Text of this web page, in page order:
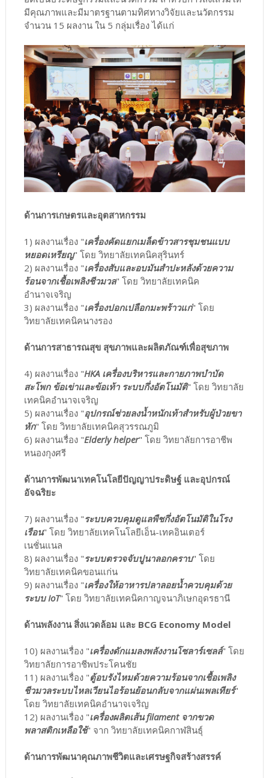
มีคุณภาพและมีมาตรฐานตามทิศทางวิจัยและนวัตกรรม
จำนวน 15 ผลงาน ใน 5 กลุ่มเรื่อง ได้แก่
ด้านการเกษตรและอุตสาหกรรม
1) ผลงานเรื่อง "เครื่องคัดแยกเมล็ดข้าวสารชุมชนแบบ
หยอดเหรียญ" โดย วิทยาลัยเทคนิคสุรินทร์
2) ผลงานเรื่อง "เครื่องสับและอบมันสำปะหลังด้วยความ
ร้อนจากเชื้อเพลิงชีวมวล" โดย วิทยาลัยเทคนิค
อำนาจเจริญ
3) ผลงานเรื่อง "เครื่องปอกเปลือกมะพร้าวแก่" โดย
วิทยาลัยเทคนิคนางรอง
ด้านการสาธารณสุข สุขภาพและผลิตภัณฑ์เพื่อสุขภาพ
4) ผลงานเรื่อง "HKA เครื่องบริหารและกายภาพบำบัด
สะโพก ข้อเข่าและข้อเท้า ระบบกึ่งอัตโนมัติ" โดย วิทยาลัย
เทคนิคอำนาจเจริญ
5) ผลงานเรื่อง "อุปกรณ์ช่วยลงน้ำหนักเท้าสำหรับผู้ป่วยขา
หัก" โดย วิทยาลัยเทคนิคสุวรรณภูมิ
6) ผลงานเรื่อง "Elderly helper" โดย วิทยาลัยการอาชีพ
หนองกุงศรี
ด้านการพัฒนาเทคโนโลยีปัญญาประดิษฐ์ และอุปกรณ์
อัจฉริยะ
7) ผลงานเรื่อง "ระบบควบคุมดูแลพืชกึ่งอัตโนมัติในโรง
เรือน" โดย วิทยาลัยเทคโนโลยีเอ็น-เทคอินเตอร์
เนชั่นแนล
8) ผลงานเรื่อง "ระบบตรวจจับปูนาลอกคราบ" โดย
วิทยาลัยเทคนิคขอนแก่น
9) ผลงานเรื่อง "เครื่องให้อาหารปลาลอยน้ำควบคุมด้วย
ระบบ IoT" โดย วิทยาลัยเทคนิคกาญจนาภิเษกอุดรธานี
ด้านพลังงาน สิ่งแวดล้อม และ BCG Economy Model
10) ผลงานเรื่อง "เครื่องดักแมลงพลังงานโซลาร์เซลล์" โดย
วิทยาลัยการอาชีพประโคนชัย
11) ผลงานเรื่อง "ตู้อบรังไหมด้วยความร้อนจากเชื้อเพลิง
ชีวมวลระบบไหลเวียนไอร้อนย้อนกลับจากแผ่นเพลเทียร์"
โดย วิทยาลัยเทคนิคอำนาจเจริญ
12) ผลงานเรื่อง "เครื่องผลิตเส้น filament จากขวด
พลาสติกเหลือใช้" จาก วิทยาลัยเทคนิคกาฬสินธุ์
ด้านการพัฒนาคุณภาพชีวิตและเศรษฐกิจสร้างสรรค์